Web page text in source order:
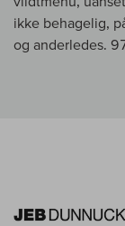
ikke behagelig,
og anderledes.